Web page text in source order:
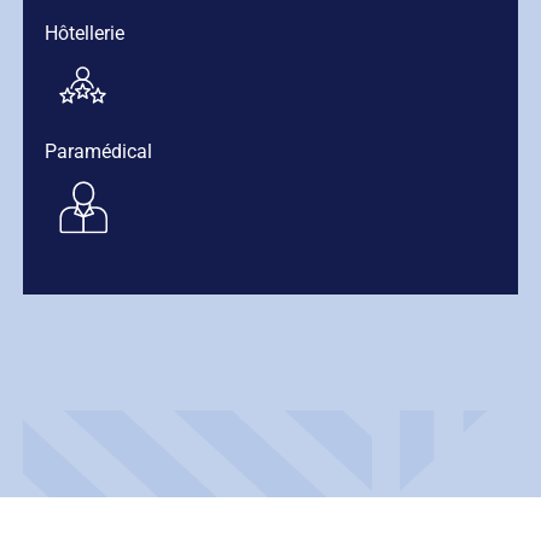
Hôtellerie
Paramédical